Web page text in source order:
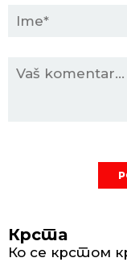
Крста
Ко се крстом